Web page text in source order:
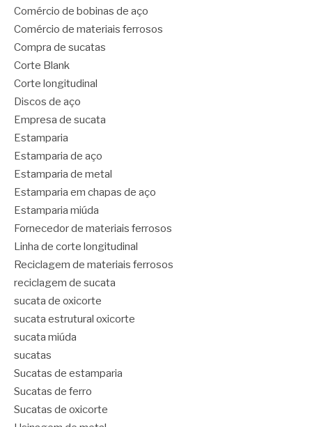
Comércio de bobinas de aço
Comércio de materiais ferrosos
Compra de sucatas
Corte Blank
Corte longitudinal
Discos de aço
Empresa de sucata
Estamparia
Estamparia de aço
Estamparia de metal
Estamparia em chapas de aço
Estamparia miúda
Fornecedor de materiais ferrosos
Linha de corte longitudinal
Reciclagem de materiais ferrosos
reciclagem de sucata
sucata de oxicorte
sucata estrutural oxicorte
sucata miúda
sucatas
Sucatas de estamparia
Sucatas de ferro
Sucatas de oxicorte